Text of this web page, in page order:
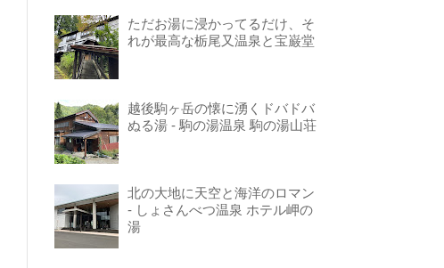
ただお湯に浸かってるだけ、そ
れが最高な栃尾又温泉と宝巌堂
越後駒ヶ岳の懐に湧くドバドバ
ぬる湯 - 駒の湯温泉 駒の湯山荘
北の大地に天空と海洋のロマン
- しょさんべつ温泉 ホテル岬の
湯